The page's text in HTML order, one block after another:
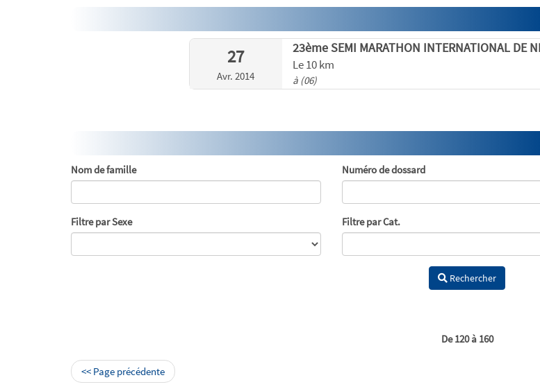
27
Avr. 2014
23ème SEMI MARATHON INTERNATIONAL DE
Le 10 km
à (06)
Nom de famille Numéro de dossard
Filtre par Sexe Filtre par Cat.
Rechercher
De 120 à 160
<< Page précédente